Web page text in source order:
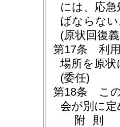
には、応
ばならな
(原状回復
第17条
利
場所を原
(委任)
第18条
こ
会が別に
附 則